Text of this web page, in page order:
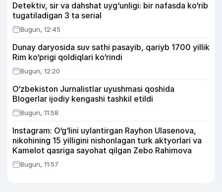
Detektiv, sir va dahshat uyg‘unligi: bir nafasda ko‘rib
tugatiladigan 3 ta serial
Bugun, 12:45
Dunay daryosida suv sathi pasayib, qariyb 1700 yillik
Rim ko‘prigi qoldiqlari ko‘rindi
Bugun, 12:20
O‘zbekiston Jurnalistlar uyushmasi qoshida
Blogerlar ijodiy kengashi tashkil etildi
Bugun, 11:58
Instagram: O‘g‘lini uylantirgan Rayhon Ulasenova,
nikohining 15 yilligini nishonlagan turk aktyorlari va
Kamelot qasriga sayohat qilgan Zebo Rahimova
Bugun, 11:57